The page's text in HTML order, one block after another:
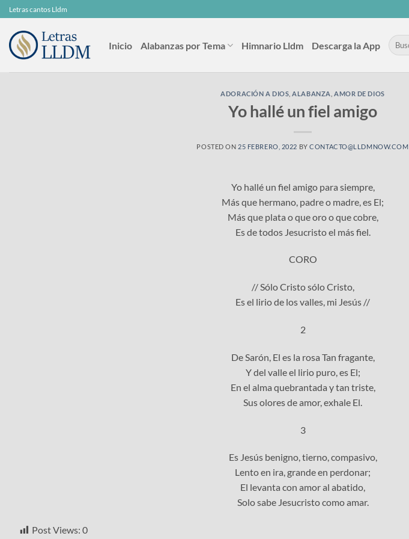
Skip
to
content
Letras cantos Lldm
Inicio Alabanzas por Tema Himnario Lldm Descarga la App
ADORACIÓN A DIOS ,ALABANZA AMOR DE DIOS
Yo hallé un fiel amigo
POSTED ON 25 FEBRERO, 2022 BYCONTACTO@LLDMNOW.COM
Yo hallé un fiel amigo para siempre,
Más que hermano, padre o madre, es El;
Más que plata o que oro o que cobre,
Es de todos Jesucristo el más fiel.
CORO
// Sólo Cristo sólo Cristo,
Es el lirio de los valles, mi Jesús //
2
De Sarón, El es la rosa Tan fragante,
Y del valle el lirio puro, es El;
En el alma quebrantada y tan triste,
Sus olores de amor, exhale El.
3
Es Jesús benigno, tierno, compasivo,
Lento en ira, grande en perdonar;
El levanta con amor al abatido,
Solo sabe Jesucristo como amar.
Post Views: 0